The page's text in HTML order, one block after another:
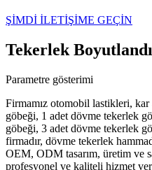
ŞİMDİ İLETİŞİME GEÇİN
Tekerlek
Parametre gösterimi
Firmamız otomobil lastikleri,
göbeği, 1 adet dövme tekerlek
göbeği, 3 adet dövme tekerlek
firmadır, dövme tekerlek
OEM, ODM tasarım, üretim ve
profesyonel ve kaliteli hizmet